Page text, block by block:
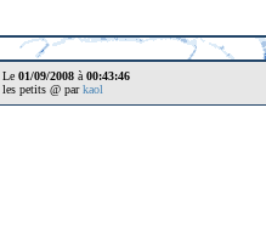
Le 01/09/2008à 00:43:46
les petits @ parkaol